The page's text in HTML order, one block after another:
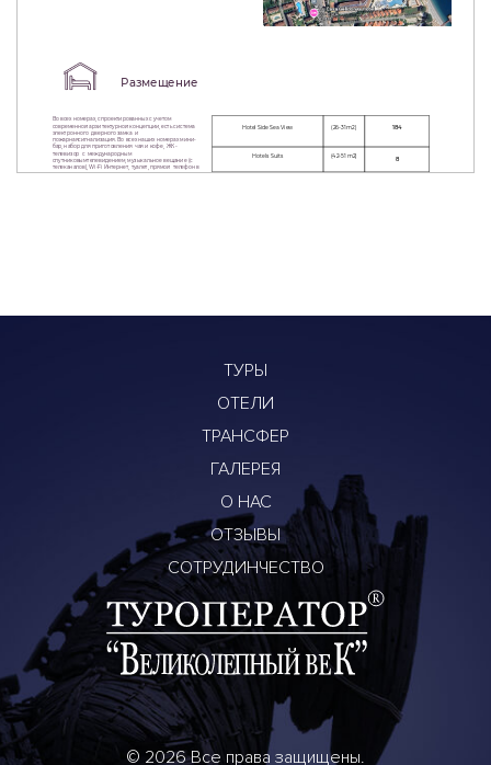
ТУРЫ
ОТЕЛИ
ТРАНСФЕР
ГАЛЕРЕЯ
О НАС
ОТЗЫВЫ
СОТРУДИНЧЕСТВО
© 2026 Все права защищены.